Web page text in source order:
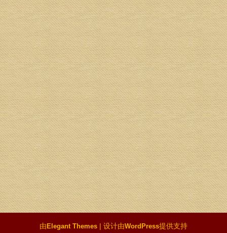
由 Elegant Themes | 设计由WordPress提供支持